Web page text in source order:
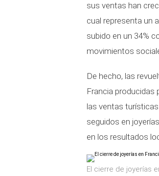
sus ventas han
cual representa un
subido en un 34%
movimientos
De hecho, las
Francia
las ventas
seguidos en joyerías
en los resultados
El cierre de joyerías